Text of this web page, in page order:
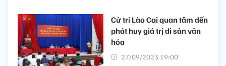
Cử tri Lào Cai quan tâm đến
phát huy giá trị di sản văn
hóa
27/09/2023 19:00’